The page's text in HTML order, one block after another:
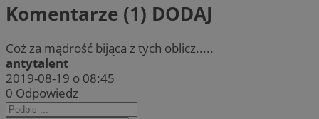
Komentarze (1) DODAJ
Coż za mądrość bijąca z tych oblicz.....
antytalent
2019-08-19 o 08:45
0 Odpowiedz